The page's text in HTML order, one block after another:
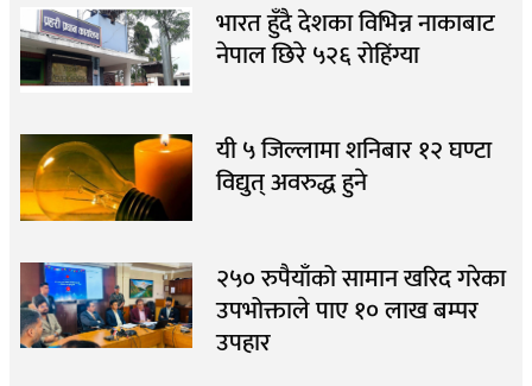
भारत हुँदै देशका विभिन्न नाकाबाट
नेपाल छिरे ५२६ रोहिंग्या
यी ५ जिल्लामा शनिबार १२ घण्टा
विद्युत् अवरुद्ध हुने
२५० रुपैयाँको सामान खरिद गरेका
उपभोक्ताले पाए १० लाख बम्पर
उपहार